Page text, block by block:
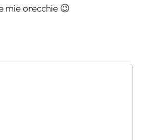
mie orecchie 😉